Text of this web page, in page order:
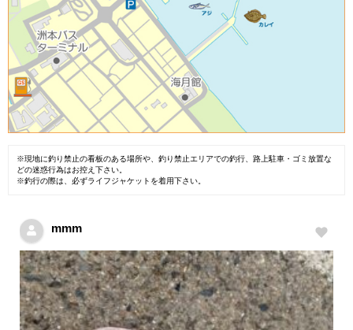
※現地に釣り禁止の看板のある場所や、釣り禁止エリアでの釣行、路上駐車・ゴミ放置な
どの迷惑行為はお控え下さい。
※釣行の際は、必ずライフジャケットを着用下さい。
mmm